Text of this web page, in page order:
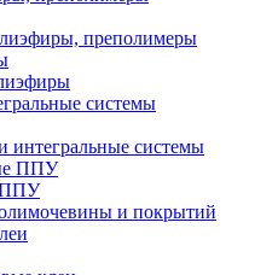
преполимеры
системы
интегральные системы
ППУ
ППУ
и покрытий